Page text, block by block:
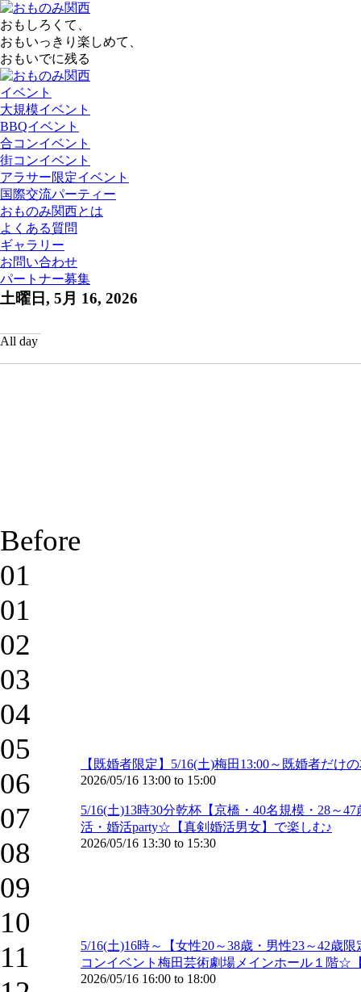
おもしろくて、
おもいっきり楽しめて、
おもいでに残る
イベント
大規模イベント
BBQイベント
合コンイベント
街コンイベント
アラサー限定イベント
国際交流パーティー
おものみ関西とは
よくある質問
ギャラリー
お問い合わせ
パートナー募集
土曜日, 5月 16, 2026
All day
Before
01
01
02
03
04
05
06
07
08
09
10
11
【既婚者限定】5/16(土)梅田13:00～既婚者だ
2026/05/16 13:00 to 15:00
5/16(土)13時30分乾杯【京橋・40名規模・28～
活・婚活party☆【真剣婚活男女】で楽しむ♪
2026/05/16 13:30 to 15:30
5/16(土)16時～【女性20～38歳・男性23～42
コンイベント梅田芸術劇場メインホール１階☆
2026/05/16 16:00 to 18:00